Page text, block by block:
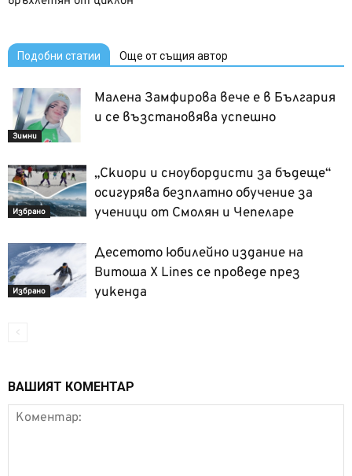
Подобни статии Още от същия автор
Зимни
Малена Замфирова вече е в България
и се възстановява успешно
Избрано
„Скиори и сноубордисти за бъдеще“
осигурява безплатно обучение за
ученици от Смолян и Чепеларе
Избрано
Десетото юбилейно издание на
Витоша X Lines се проведе през
уикенда
ВАШИЯТ КОМЕНТАР